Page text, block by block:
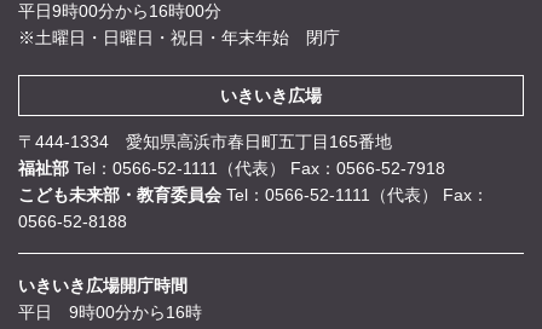
平日9時00分から16時00分
※土曜日・日曜日・祝日・年末年始 閉庁
いきいき広場
〒444-1334 愛知県高浜市春日町五丁目165番地
福祉部 Tel：0566-52-1111（代表）
Fax：0566-52-7918
こども未来部・教育委員会 Tel：0566-52-1111（代表）
Fax：
0566-52-8188
いきいき広場開庁時間
平日 9時00分から16時